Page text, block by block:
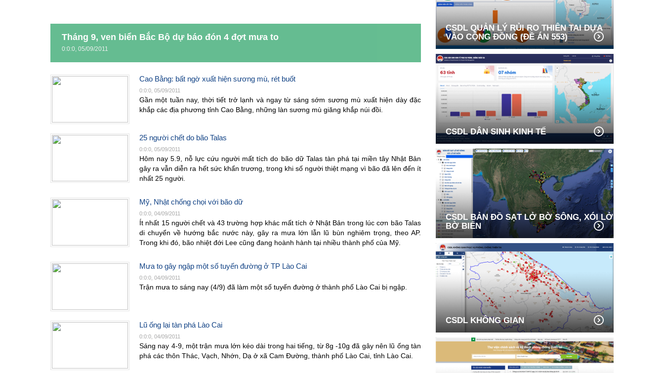
Tháng 9, ven biển Bắc Bộ dự báo đón 4 đợt mưa to
0:0:0, 05/09/2011
Cao Bằng: bất ngờ xuất hiện sương mù, rét buốt
0:0:0, 05/09/2011
Gần một tuần nay, thời tiết trở lạnh và ngay từ sáng sớm sương mù xuất hiện dày đặc
khắp các địa phương tỉnh Cao Bằng, những làn sương mù giăng khắp núi đồi.
25 người chết do bão Talas
0:0:0, 05/09/2011
Hôm nay 5.9, nỗ lực cứu người mất tích do bão dữ Talas tàn phá tại miền tây Nhật Bản
gây ra vẫn diễn ra hết sức khẩn trương, trong khi số người thiệt mạng vì bão đã lên đến ít
nhất 25 người.
Mỹ, Nhật chống chọi với bão dữ
0:0:0, 04/09/2011
Ít nhất 15 người chết và 43 trường hợp khác mất tích ở Nhật Bản trong lúc cơn bão Talas
di chuyển về hướng bắc nước này, gây ra mưa lớn lẫn lũ bùn nghiêm trọng, theo AP.
Trong khi đó, bão nhiệt đới Lee cũng đang hoành hành tại nhiều thành phố của Mỹ.
Mưa to gây ngập một số tuyến đường ở TP Lào Cai
0:0:0, 04/09/2011
Trận mưa to sáng nay (4/9) đã làm một số tuyến đường ở thành phố Lào Cai bị ngập.
Lũ ống lại tàn phá Lào Cai
0:0:0, 04/09/2011
Sáng nay 4-9, một trận mưa lớn kéo dài trong hai tiếng, từ 8g -10g đã gây nên lũ ống tàn
phá các thôn Thác, Vạch, Nhớn, Dạ ở xã Cam Đường, thành phố Lào Cai, tỉnh Lào Cai.
CSDL QUẢN LÝ RỦI RO THIÊN TAI DỰA
VÀO CỘNG ĐỒNG (ĐỀ ÁN 553)
CSDL DÂN SINH KINH TẾ
CSDL BẢN ĐỒ SẠT LỞ BỜ SÔNG, XÓI LỞ
BỜ BIỂN
CSDL KHÔNG GIAN